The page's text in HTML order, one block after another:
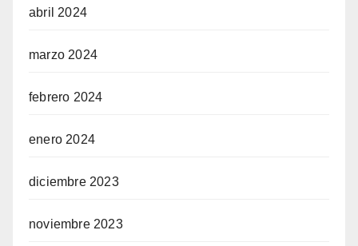
abril 2024
marzo 2024
febrero 2024
enero 2024
diciembre 2023
noviembre 2023